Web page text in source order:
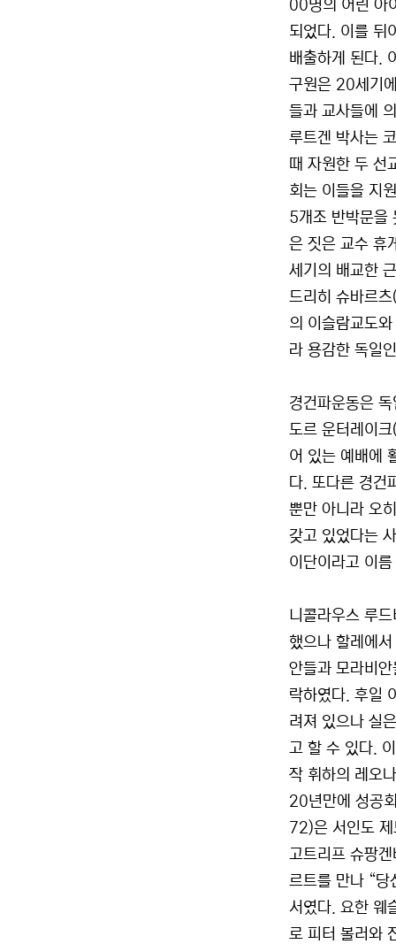
00명의 어린 아
되었다. 이를 뒤
배출하게 된다.
구원은 20세기
들과 교사들에
루트겐 박사는
때 자원한 두
회는 이들을 지
5개조 반박문을
은 짓은 교수 휴
세기의 배교한
드리히 슈바르
의 이슬람교도
라 용감한 독일
경건파운동은
도르 운터레이
어 있는 예배에
다. 또다른 경건
뿐만 아니라 오
갖고 있었다는
이단이라고 이
니콜라우스 루
했으나 할레에
안들과 모라비
락하였다. 후일
려져 있으나 실
고 할 수 있다.
작 휘하의 레오
20년만에 성공
72)은 서인도
고트리프 슈팡
르트를 만나 “당
서였다. 요한 웨
로 피터 볼러와